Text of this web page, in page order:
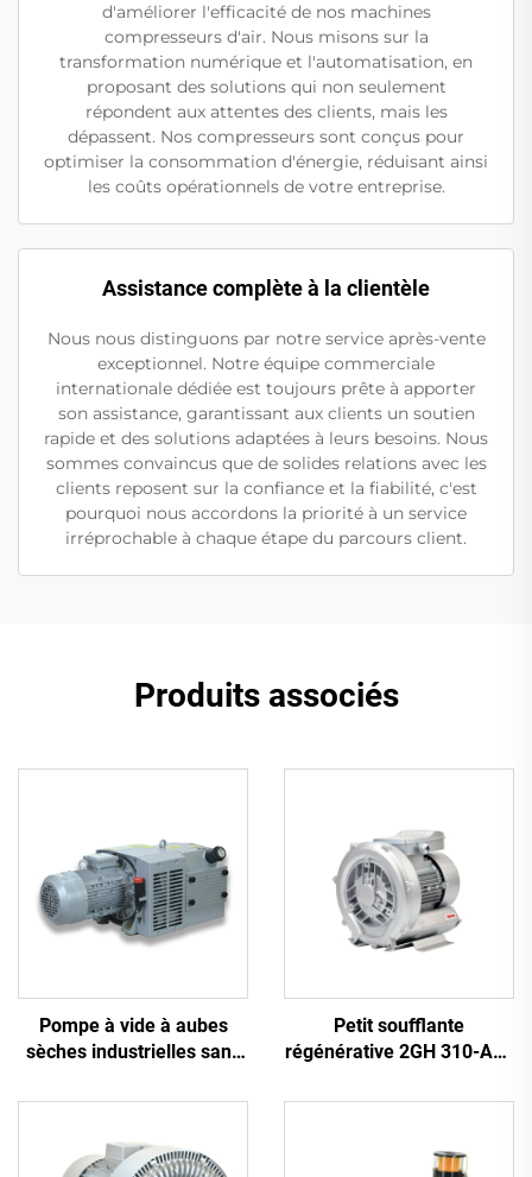
d'améliorer l'efficacité de nos machines
compresseurs d'air. Nous misons sur la
transformation numérique et l'automatisation, en
proposant des solutions qui non seulement
répondent aux attentes des clients, mais les
dépassent. Nos compresseurs sont conçus pour
optimiser la consommation d'énergie, réduisant ainsi
les coûts opérationnels de votre entreprise.
Assistance complète à la clientèle
Nous nous distinguons par notre service après-vente
exceptionnel. Notre équipe commerciale
internationale dédiée est toujours prête à apporter
son assistance, garantissant aux clients un soutien
rapide et des solutions adaptées à leurs besoins. Nous
sommes convaincus que de solides relations avec les
clients reposent sur la confiance et la fiabilité, c'est
pourquoi nous accordons la priorité à un service
irréprochable à chaque étape du parcours client.
Produits associés
Pompe à vide à aubes
sèches industrielles sans
Petit soufflante
régénérative 2GH 310-A11
pour spa et bassin